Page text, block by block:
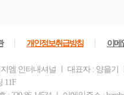
개인정보취급방침 이메
엠 인터내셔널 ㅣ 대표자 : 양을기
11F